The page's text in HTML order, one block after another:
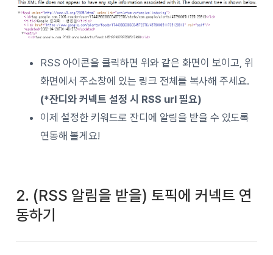
RSS 아이콘을 클릭하면 위와 같은 화면이 보이고, 위
화면에서 주소창에 있는 링크 전체를 복사해 주세요.
(*잔디와 커넥트 설정 시 RSS url 필요)
이제 설정한 키워드로 잔디에 알림을 받을 수 있도록
연동해 볼게요!
2. (RSS 알림을 받을) 토픽에 커넥트 연
동하기